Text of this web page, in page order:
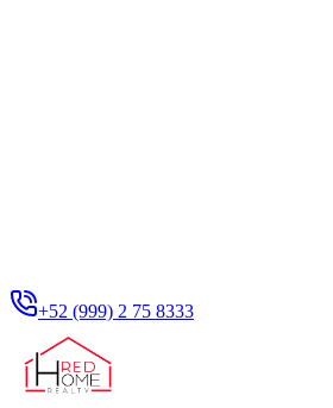
+52 (999) 2 75 8333